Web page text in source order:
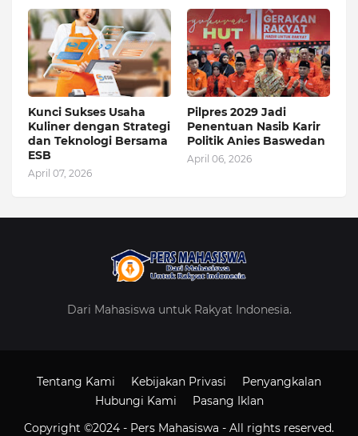
Kunci Sukses Usaha
Kuliner dengan Strategi
dan Teknologi Bersama
ESB
April 07, 2026
Pilpres 2029 Jadi
Penentuan Nasib Karir
Politik Anies Baswedan
April 06, 2026
Dari Mahasiswa untuk Rakyat Indonesia.
Copyright ©2024 - Pers Mahasiswa - All rights reserved.
Tentang Kami Kebijakan Privasi
Penyangkalan
Hubungi Kami
Pasang Iklan